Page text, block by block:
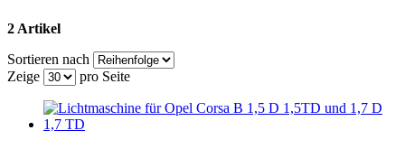
2 Artikel
Sortieren nach
Zeige
pro Seite